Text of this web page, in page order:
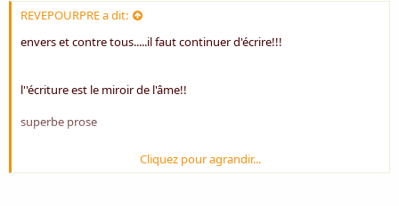
REVEPOURPRE a dit:
envers et contre tous.....il faut continuer d'écrire!!!
l''écriture est le miroir de l'âme!!
superbe prose
amitiés
Cliquez pour agrandir...